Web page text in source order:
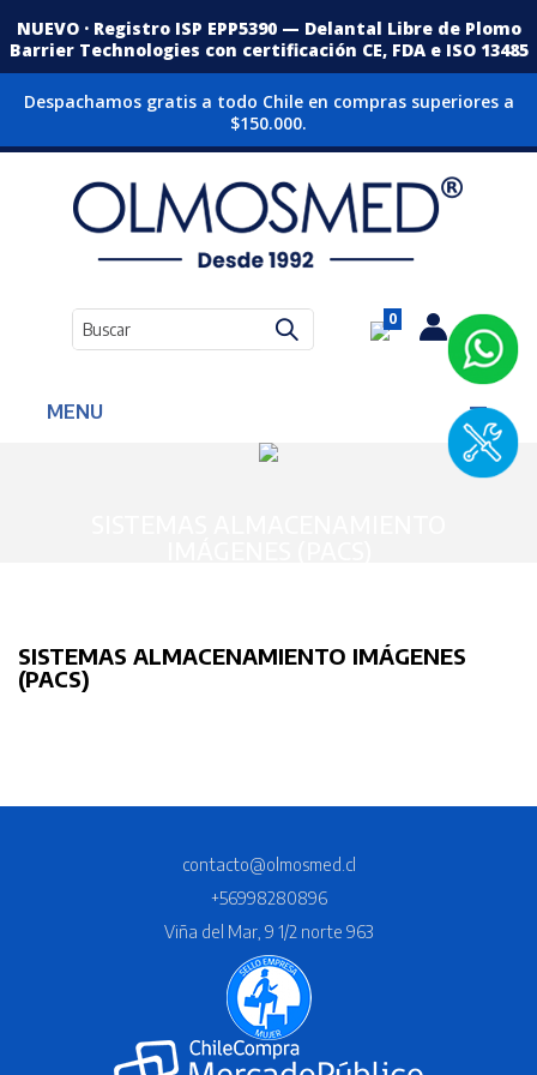
NUEVO · Registro ISP EPP5390 — Delantal Libre de Plomo
Barrier Technologies con certificación CE, FDA e ISO 13485
Despachamos gratis a todo Chile en compras superiores a
$150.000.
0
MENU
SISTEMAS ALMACENAMIENTO IMÁGENES
(PACS)
contacto@olmosmed.cl
+56998280896
Viña del Mar, 9 1/2 norte 963